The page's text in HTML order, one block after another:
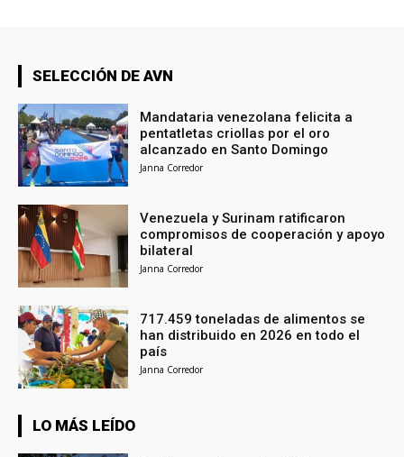
SELECCIÓN DE AVN
Mandataria venezolana felicita a
pentatletas criollas por el oro
alcanzado en Santo Domingo
Janna Corredor
Venezuela y Surinam ratificaron
compromisos de cooperación y apoyo
bilateral
Janna Corredor
717.459 toneladas de alimentos se
han distribuido en 2026 en todo el
país
Janna Corredor
LO MÁS LEÍDO